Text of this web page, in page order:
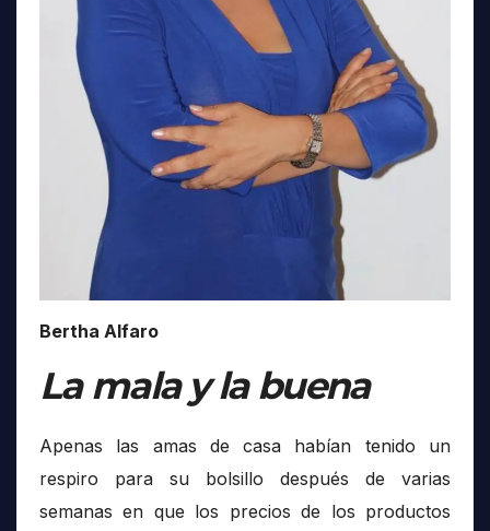
Bertha Alfaro
La mala y la buena
Apenas las amas de casa habían tenido un
respiro para su bolsillo después de varias
semanas en que los precios de los productos